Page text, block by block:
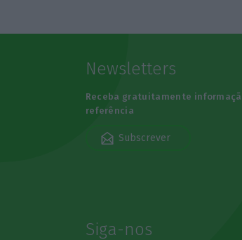
Newsletters
Receba gratuitamente
referência
Subscrever
Siga-nos